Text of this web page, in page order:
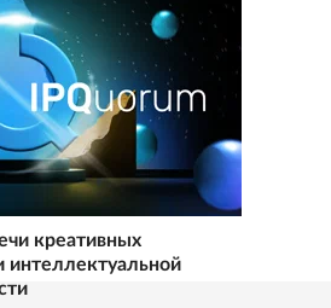
креативных
интеллектуальной